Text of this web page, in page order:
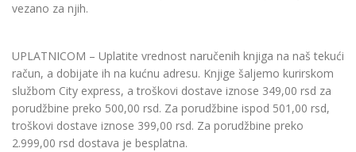
vezano za njih.
UPLATNICOM – Uplatite vrednost naručenih knjiga na naš tekući
račun, a dobijate ih na kućnu adresu. Knjige šaljemo kurirskom
službom City express, a troškovi dostave iznose 349,00 rsd za
porudžbine preko 500,00 rsd. Za porudžbine ispod 501,00 rsd,
troškovi dostave iznose 399,00 rsd. Za porudžbine preko
2.999,00 rsd dostava je besplatna.